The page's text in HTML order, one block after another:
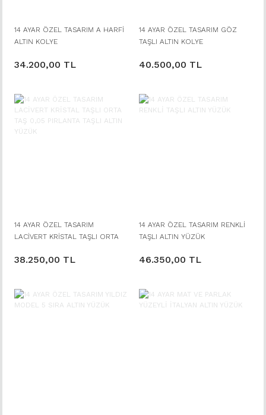
14 AYAR ÖZEL TASARIM A HARFİ
ALTIN KOLYE
34.200,00 TL
14 AYAR ÖZEL TASARIM GÖZ
TAŞLI ALTIN KOLYE
40.500,00 TL
14 AYAR ÖZEL TASARIM
LACİVERT KRİSTAL TAŞLI ORTA
YÜZÜK
38.250,00 TL
14 AYAR ÖZEL TASARIM RENKLİ
TAŞLI ALTIN YÜZÜK
46.350,00 TL